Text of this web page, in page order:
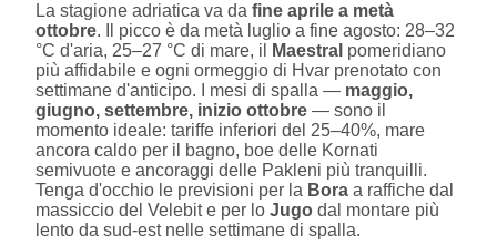
La stagione adriatica va da fine aprile a metà
ottobre. Il picco è da metà luglio a fine agosto: 28–32
°C d'aria, 25–27 °C di mare, il
Maestral pomeridiano
più affidabile e ogni ormeggio di Hvar prenotato con
settimane d'anticipo. I mesi di spalla — maggio,
giugno, settembre, inizio ottobre — sono il
momento ideale: tariffe inferiori del 25–40%, mare
ancora caldo per il bagno, boe delle Kornati
semivuote e ancoraggi delle Pakleni più tranquilli.
Tenga d'occhio le previsioni per la Bora a raffiche dal
massiccio del Velebit e per lo Jugo dal montare più
lento da sud-est nelle settimane di spalla.